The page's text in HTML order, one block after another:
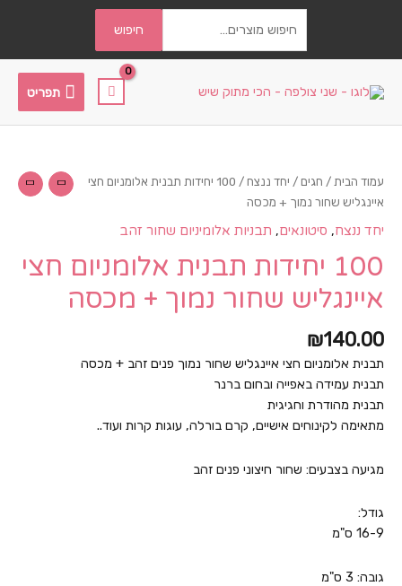
עבור:
חיפוש
תפריט
תפריט
עמוד הבית / חגים/ יחד ננצח
/ 100 יחידות תבנית אלומניום חצי
איינגליש שחור נמוך + מכסה
יחד ננצח, סיטונאים, תבניות אלומיניום שחור זהב
100 יחידות תבנית אלומניום חצי
איינגליש שחור נמוך + מכסה
₪140.00
תבנית אלומניום חצי איינגליש שחור נמוך פנים זהב + מכסה
תבנית עמידה באפייה ובחום ברנר
תבנית מהודרת וחגיגית
מתאימה לקינוחים אישיים, קרם בורלה, עוגות קרות ועוד..
מגיעה בצבעים: שחור חיצוני פנים זהב
גודל:
16-9 ס"מ
גובה: 3 ס"מ